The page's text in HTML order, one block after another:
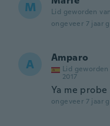
M Lid geworden
ongeveer 7 jaar
A Amparo
Lid geworden
2017
Ya me
ongeveer 7 jaar